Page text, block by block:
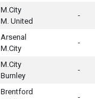
M.City
M. United
-
Arsenal
M.City
-
M.City
Burnley
-
Brentford
-